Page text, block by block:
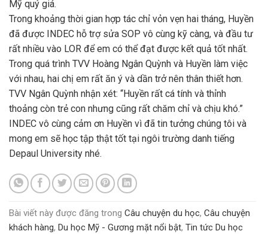
Mỹ quý giá.
Trong khoảng thời gian hợp tác chỉ vỏn vẹn hai tháng, Huyền
đã được INDEC hỗ trợ sửa SOP vô cùng kỹ càng, và đầu tư
rất nhiều vào LOR để em có thể đạt được kết quả tốt nhất.
Trong quá trình TVV Hoàng Ngân Quỳnh và Huyền làm việc
với nhau, hai chị em rất ăn ý và dần trở nên thân thiết hơn.
TVV Ngân Quỳnh nhận xét: “Huyền rất cá tính và thỉnh
thoảng còn trẻ con nhưng cũng rất chăm chỉ và chịu khó.”
INDEC vô cùng cảm ơn Huyền vì đã tin tưởng chúng tôi và
mong em sẽ học tập thật tốt tại ngôi trường danh tiếng
Depaul University nhé.
Bài viết này được đăng trong Câu chuyện du học, Câu chuyện
khách hàng, Du học Mỹ - Gương mặt nổi bật, Tin tức Du học